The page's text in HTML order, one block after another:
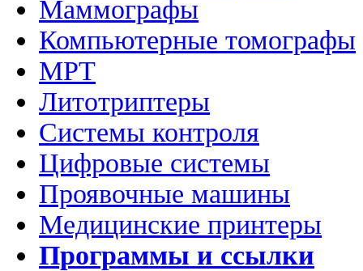
Маммографы
Компьютерные томографы
МРТ
Литотриптеры
Системы контроля
Цифровые системы
Проявочные машины
Медицинские принтеры
Программы и ссылки